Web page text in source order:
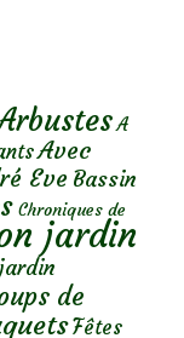
A
Avec
Eve Bassin
Chroniques de
jardin
de
Fêtes